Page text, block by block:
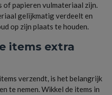
of papieren vulmateriaal zijn.
gelijkmatig verdeelt en
op zijn plaats te houden.
items extra
verzendt, is het belangrijk
te nemen. Wikkel de items in